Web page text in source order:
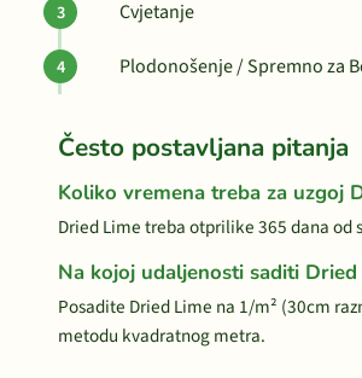
Cvjetanje
Plodonošenje / Spremno za
Često postavljana pitanja
Koliko vremena treba za uzgoj
Dried Lime treba otprilike 365 dana od
Na kojoj udaljenosti saditi Dried
Posadite Dried Lime na 1/m² (30cm
metodu kvadratnog metra.